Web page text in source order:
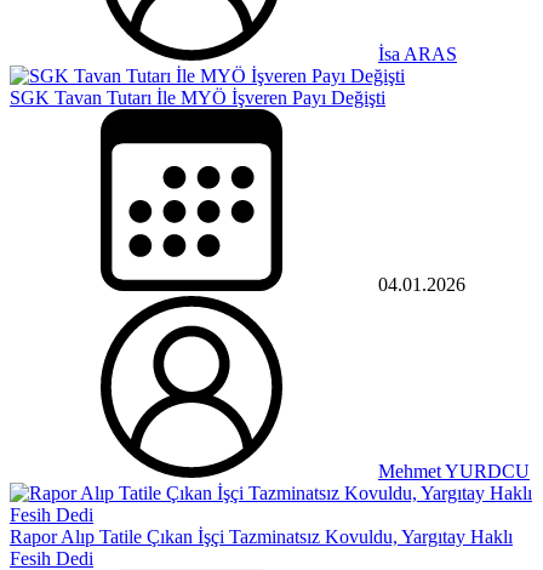
İsa ARAS
SGK Tavan Tutarı İle MYÖ İşveren Payı Değişti
04.01.2026
Mehmet YURDCU
Rapor Alıp Tatile Çıkan İşçi Tazminatsız Kovuldu, Yargıtay Haklı
Fesih Dedi